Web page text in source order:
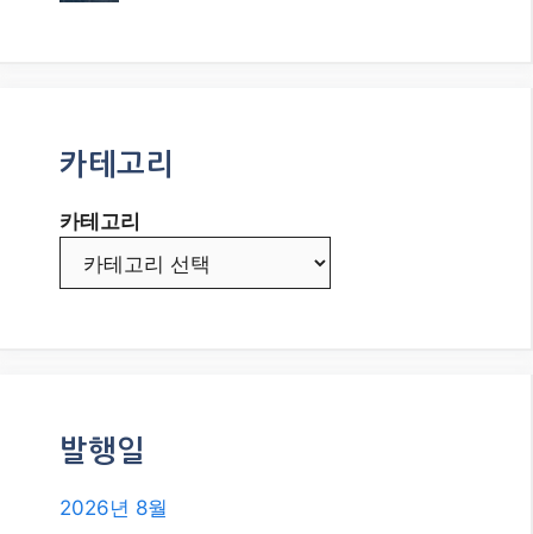
카테고리
카테고리
발행일
2026년 8월